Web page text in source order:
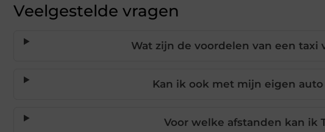
Veelgestelde vragen
Wat zijn de voordelen van een taxi
Kan ik ook met mijn eigen
Voor welke afstanden kan ik